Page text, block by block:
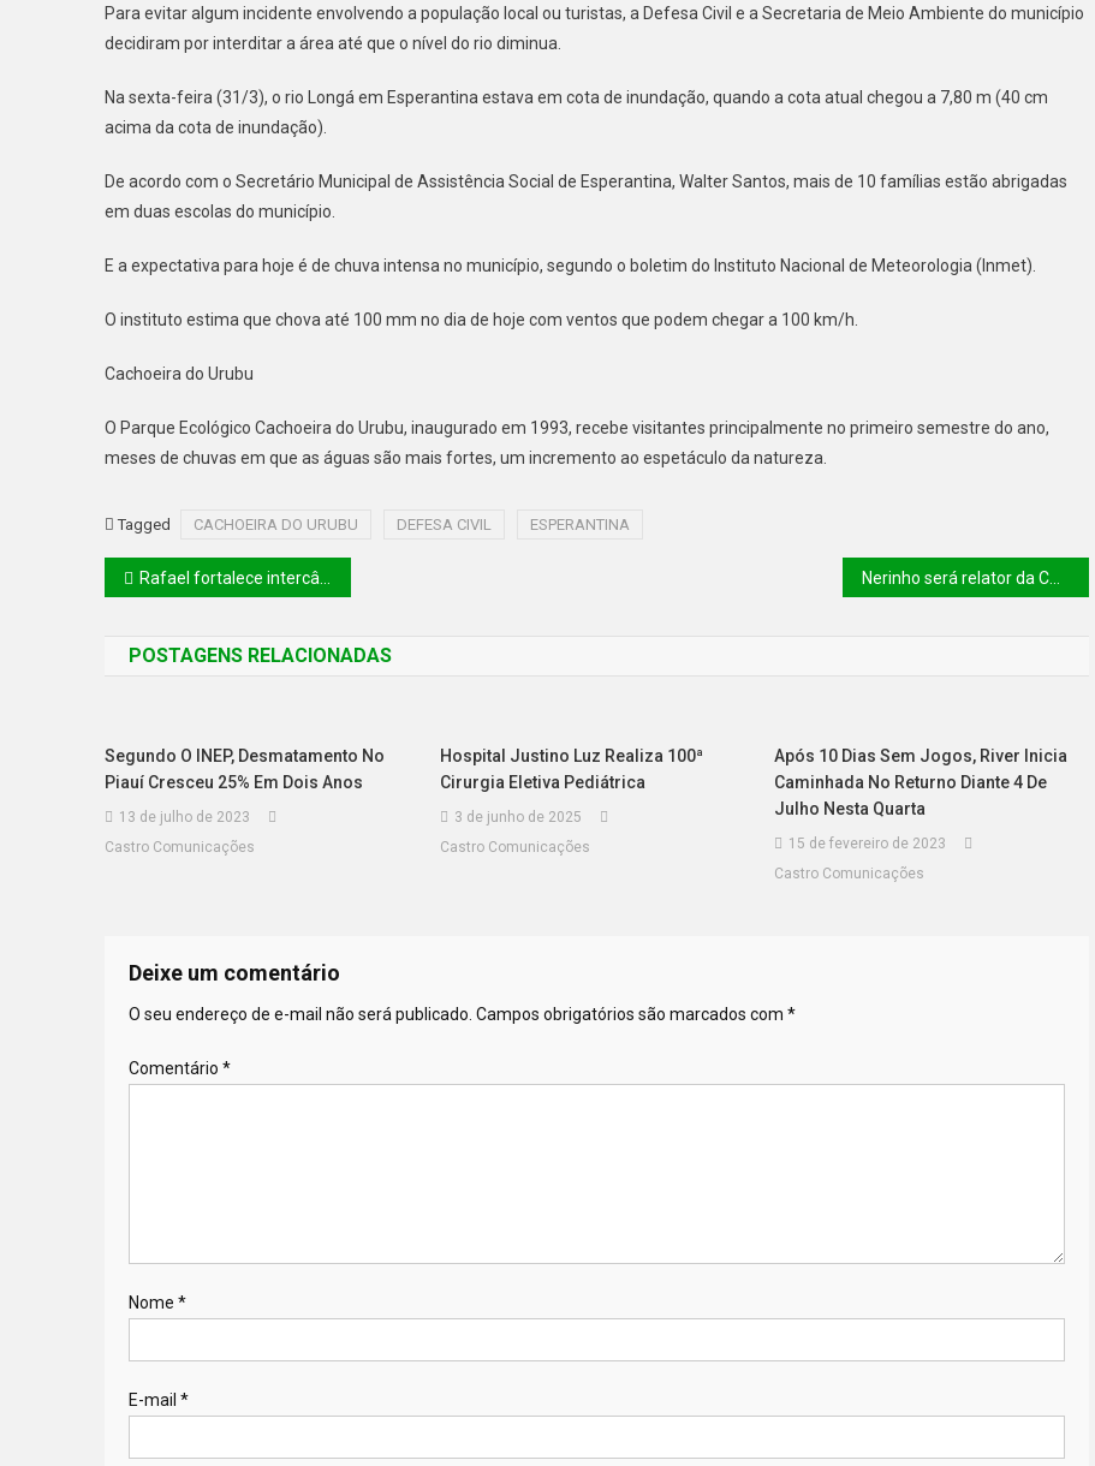
Para evitar algum incidente envolvendo a população local ou turistas, a Defesa Civil e a Secretaria de Meio Ambiente do município
decidiram por interditar a área até que o nível do rio diminua.
Na sexta-feira (31/3), o rio Longá em Esperantina estava em cota de inundação, quando a cota atual chegou a 7,80 m (40 cm
acima da cota de inundação).
De acordo com o Secretário Municipal de Assistência Social de Esperantina, Walter Santos, mais de 10 famílias estão abrigadas
em duas escolas do município.
E a expectativa para hoje é de chuva intensa no município, segundo o boletim do Instituto Nacional de Meteorologia (Inmet).
O instituto estima que chova até 100 mm no dia de hoje com ventos que podem chegar a 100 km/h.
Cachoeira do Urubu
O Parque Ecológico Cachoeira do Urubu, inaugurado em 1993, recebe visitantes principalmente no primeiro semestre do ano,
meses de chuvas em que as águas são mais fortes, um incremento ao espetáculo da natureza.
Tagged CACHOEIRA DO URUBU DEFESA CIVIL ESPERANTINA
Rafael fortalece intercâmbio na capital da Estônia para melhorias na prestação de serviços públicos
POSTAGENS RELACIONADAS
Segundo O INEP, Desmatamento No
Piauí Cresceu 25% Em Dois Anos
13 de julho de 2023
Castro Comunicações
Hospital Justino Luz Realiza 100ª
Cirurgia Eletiva Pediátrica
3 de junho de 2025
Castro Comunicações
Após 10 Dias Sem Jogos, River Inicia
Caminhada No Returno Diante 4 De
Julho Nesta Quarta
15 de fevereiro de 2023
Castro Comunicações
Deixe um comentário
O seu endereço de e-mail não será publicado. Campos obrigatórios são marcados com *
Comentário *
Nome *
E-mail *